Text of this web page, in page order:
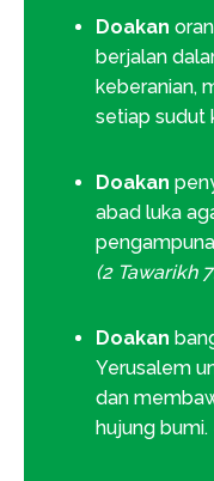
Doakan
berjalan
keberanian,
setiap sudut
Doakan
abad luka
(2 Tawarikh
Doakan
Yerusalem
dan
hujung bumi.